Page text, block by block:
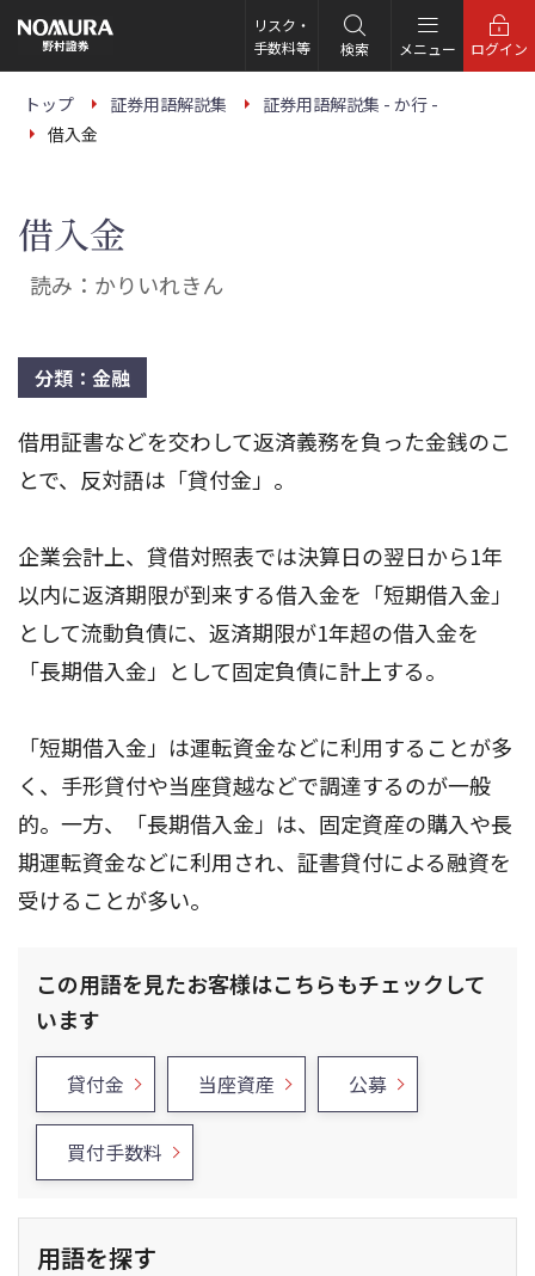
の
ー
リスク・
手数料等
検索 メニュー ログイン
トップ 証券用語解説集
証券用語解説集 - か行 -
借入金
借入金
読み：かりいれきん
分類：金融
借用証書などを交わして返済義務を負った金銭のこ
とで、反対語は「貸付金」。
企業会計上、貸借対照表では決算日の翌日から1年
以内に返済期限が到来する借入金を「短期借入金」
として流動負債に、返済期限が1年超の借入金を
「長期借入金」として固定負債に計上する。
「短期借入金」は運転資金などに利用することが多
く、手形貸付や当座貸越などで調達するのが一般
的。一方、「長期借入金」は、固定資産の購入や長
期運転資金などに利用され、証書貸付による融資を
受けることが多い。
この用語を見たお客様はこちらもチェックして
います
貸付金 当座資産 公募
買付手数料
用語を探す